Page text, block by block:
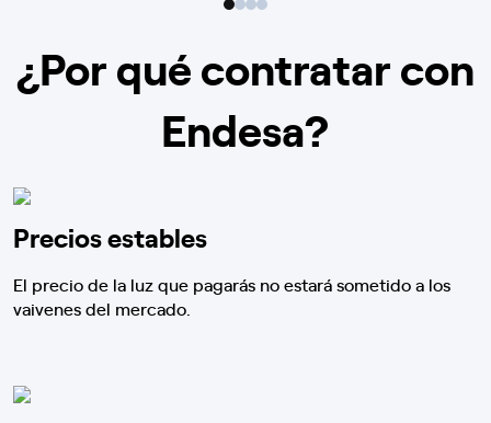
¿Por qué contratar con
Endesa?
Precios estables
El precio de la luz que pagarás no estará sometido a los
vaivenes del mercado.